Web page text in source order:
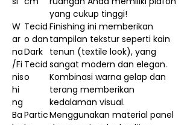
yang cukup tinggi!
W
ar
na
/Fi
nis
hi
ng
Tecid
o dan
Dark
Tecid
o
Finishing ini memberikan
tampilan tekstur seperti kain
tenun (textile look), yang
sangat modern dan elegan.
Kombinasi warna gelap dan
terang memberikan
kedalaman visual.
Ba ParticMenggunakan material panel